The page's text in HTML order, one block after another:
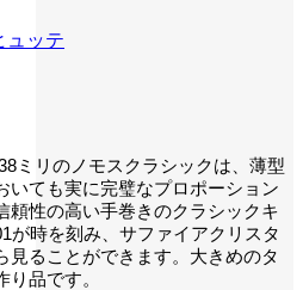
ュッテ
ミリのノモスクラシックは、薄型
いても実に完璧なプロポーション
頼性の高い手巻きのクラシックキ
が時を刻み、サファイアクリスタ
見ることができます。大きめのタ
品です。